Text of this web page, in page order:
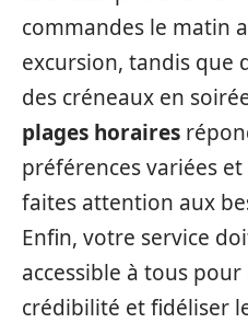
commandes le matin
excursion, tandis que
des créneaux en
plages horaires
préférences variées
faites attention aux
Enfin, votre service
accessible à tous
crédibilité et fidéliser